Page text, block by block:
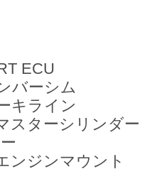
ECU
バーシム
キライン
スターシリンダー
ンジンマウント